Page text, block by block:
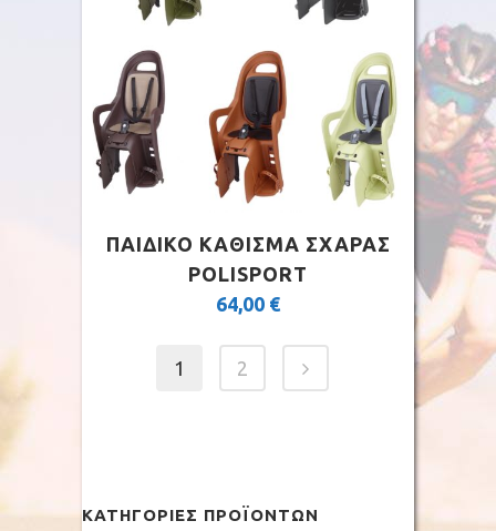
ΠΑΙΔΙΚΟ ΚΑΘΙΣΜΑ ΣΧΑΡΑΣ
POLISPORT
64,00 €
1 2
ΚΑΤΗΓΟΡΊΕΣ ΠΡΟΪΌΝΤΩΝ